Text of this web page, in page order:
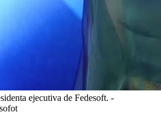
ejecutiva de Fedesoft. -